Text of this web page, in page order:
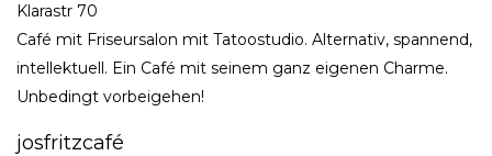
Klarastr 70
Café mit Friseursalon mit Tatoostudio. Alternativ, spannend,
intellektuell. Ein Café mit seinem ganz eigenen Charme.
Unbedingt vorbeigehen!
josfritzcafé